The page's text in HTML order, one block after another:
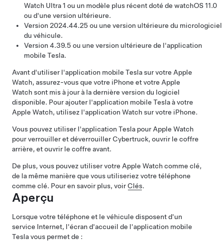
Watch Ultra 1 ou un modèle plus récent doté de watchOS 11.0
ou d'une version ultérieure.
Version 2024.44.25 ou une version ultérieure du micrologiciel
du véhicule.
Version 4.39.5 ou une version ultérieure de l'application
mobile Tesla.
Avant d'utiliser l'application mobile Tesla sur votre Apple
Watch, assurez-vous que votre iPhone et votre Apple
Watch sont mis à jour à la dernière version du logiciel
disponible. Pour ajouter l'application mobile Tesla à votre
Apple Watch, utilisez l'application Watch sur votre iPhone.
Vous pouvez utiliser l'application Tesla pour Apple Watch
pour verrouiller et déverrouiller Cybertruck, ouvrir le coffre
arrière, et ouvrir le coffre avant.
De plus, vous pouvez utiliser votre Apple Watch comme clé,
de la même manière que vous utiliseriez votre téléphone
comme clé. Pour en savoir plus, voir Clés.
Aperçu
Lorsque votre téléphone et le véhicule disposent d'un
service Internet, l'écran d'accueil de l'application mobile
Tesla vous permet de :